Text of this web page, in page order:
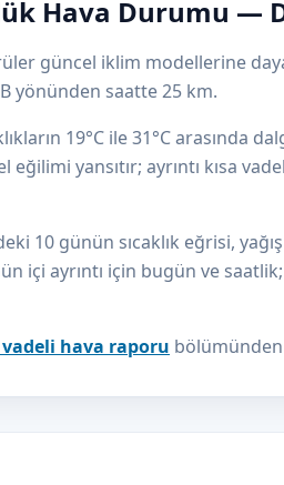
Hava Durumu —
güncel iklim modellerine
yönünden saatte 25 km.
19°C ile 31°C arasında
yansıtır; ayrıntı kısa
10 günün sıcaklık eğrisi,
içi ayrıntı için bugün ve
hava raporu